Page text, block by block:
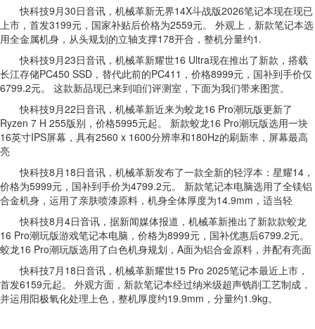
快科技9月30日音讯，机械革新无界14X斗战版2026笔记本现在现已
上市，首发3199元，国家补贴后价格为2559元。 外观上，新款笔记本选
用全金属机身，从头规划的立轴支撑178开合，整机分量约1.
快科技9月23日音讯，机械革新耀世16 Ultra现在推出了新款，搭载
长江存储PC450 SSD，替代此前的PC411，价格8999元，国补到手价仅
6799.2元。 这款新品现已来到咱们评测室，下面为我们带来图赏。
快科技9月22日音讯，机械革新近来为蛟龙16 Pro潮玩版更新了
Ryzen 7 H 255版别，价格5995元起。 新款蛟龙16 Pro潮玩版选用一块
16英寸IPS屏幕，具有2560 x 1600分辨率和180Hz的刷新率，屏幕最高
亮
快科技8月18日音讯，机械革新发布了一款全新的轻浮本：星耀14，
价格为5999元，国补到手价为4799.2元。 新款笔记本电脑选用了全镁铝
合金机身，运用了亲肤喷漆原料，机身全体厚度为14.9mm，适当轻
快科技8月4日音讯，据新闻媒体报道，机械革新推出了新款款蛟龙
16 Pro潮玩版游戏笔记本电脑，价格为8999元，国补优惠后6799.2元。
蛟龙16 Pro潮玩版选用了白色机身规划，A面为铝合金原料，并配有亮面
快科技7月18日音讯，机械革新耀世15 Pro 2025笔记本最近上市，
首发6159元起。 外观方面，新款笔记本经过纳米级超声铣削工艺制成，
并运用阳极氧化处理上色，整机厚度约19.9mm，分量约1.9kg。